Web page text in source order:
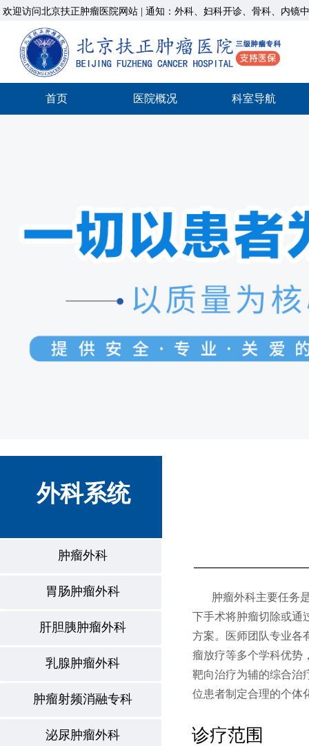
欢迎访问北京扶正肿瘤医院网站 通知： 外科、妇科开诊、骨科、内镜
首页 医院概况 科室导航
外科系统
肿瘤外科
胃肠肿瘤外科
肝胆胰肿瘤外科
乳腺肿瘤外科
肿瘤射频消融专科
泌尿肿瘤外科
肿瘤外科主要任务是
下手术将肿瘤切除或通
方案。医师团队专业各
瘤放疗等多个学科优势
靶向治疗为辅的综合治
位患者制定合理的个体
诊疗范围